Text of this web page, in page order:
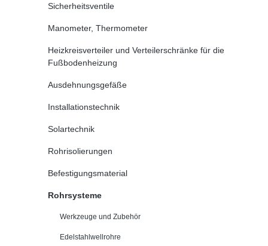
Sicherheitsventile
Manometer, Thermometer
Heizkreisverteiler und Verteilerschränke für die
Fußbodenheizung
Ausdehnungsgefäße
Installationstechnik
Solartechnik
Rohrisolierungen
Befestigungsmaterial
Rohrsysteme
Werkzeuge und Zubehör
Edelstahlwellrohre